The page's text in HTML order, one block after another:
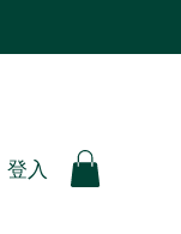
登入